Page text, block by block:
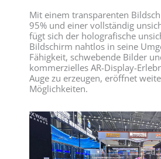
Mit einem transparenten
95% und einer vollständig
fügt sich der holografische
Bildschirm nahtlos in seine
Fähigkeit, schwebende Bilder
kommerzielles AR-Display-
Auge zu erzeugen, eröffnet
Möglichkeiten.